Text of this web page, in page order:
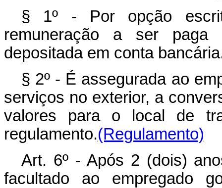
§ 1º - Por opção
remuneração a ser paga
depositada em conta
§ 2º - É assegurada ao
serviços no exterior, a
valores para o local de
regulamento.(Regulamento)
Art. 6º - Após 2 (dois)
facultado ao empregado